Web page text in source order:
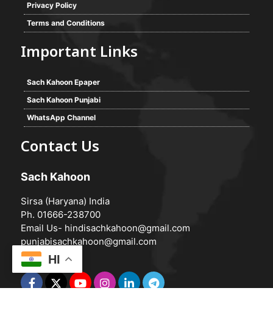
Privacy Policy
Terms and Conditions
Important Links
Sach Kahoon Epaper
Sach Kahoon Punjabi
WhatsApp Channel
Contact Us
Sach Kahoon
Sirsa (Haryana) India
Ph. 01666-238700
Email Us- hindisachkahoon@gmail.com
punjabisachkahoon@gmail.com
HI